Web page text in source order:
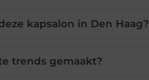
kapsalon in Den Haag?
trends gemaakt?